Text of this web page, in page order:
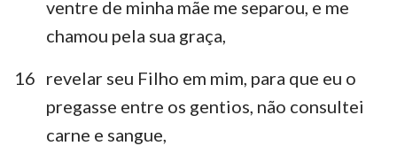
ventre de minha mãe me separou, e me
chamou pela sua graça,
16 revelar seu Filho em mim, para que eu o
pregasse entre os gentios, não consultei
carne e sangue,